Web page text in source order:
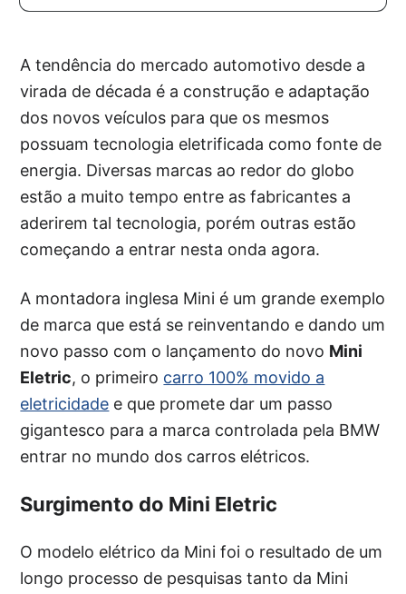
A tendência do mercado automotivo desde a
virada de década é a construção e adaptação
dos novos veículos para que os mesmos
possuam tecnologia eletrificada como fonte de
energia. Diversas marcas ao redor do globo
estão a muito tempo entre as fabricantes a
aderirem tal tecnologia, porém outras estão
começando a entrar nesta onda agora.
A montadora inglesa Mini é um grande exemplo
de marca que está se reinventando e dando um
novo passo com o lançamento do novo Mini
Eletric, o primeiro carro 100% movido a
eletricidade e que promete dar um passo
gigantesco para a marca controlada pela BMW
entrar no mundo dos carros elétricos.
Surgimento do Mini Eletric
O modelo elétrico da Mini foi o resultado de um
longo processo de pesquisas tanto da Mini